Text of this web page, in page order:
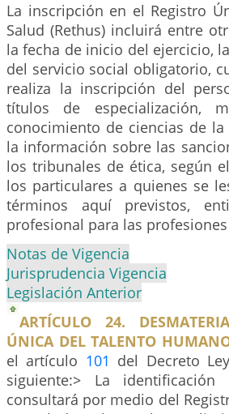
La inscripción en el Registro
Salud (Rethus) incluirá entre
la fecha de inicio del ejercicio,
del servicio social obligatorio,
realiza la inscripción del
títulos de especialización,
conocimiento de ciencias de
la información sobre las
los tribunales de ética, según
los particulares a quienes se
términos aquí previstos,
profesional para las
Notas de Vigencia
Jurisprudencia Vigencia
Legislación Anterior
ARTÍCULO 24.
ÚNICA DEL TALENTO
el artículo 101 del Decreto
siguiente:> La
consultará por medio del